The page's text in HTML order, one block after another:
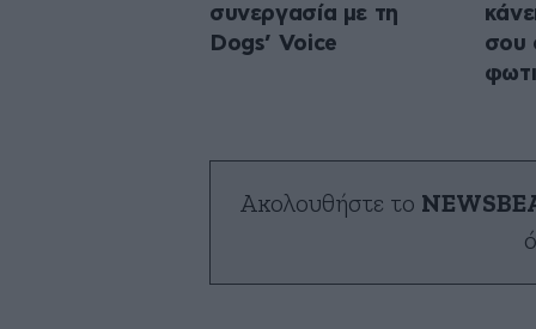
συνεργασία με τη
Dogs’ Voice
σου
Ακολουθήστε το